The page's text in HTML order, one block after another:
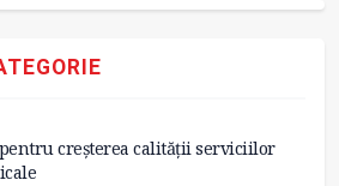
creșterea calității serviciilor